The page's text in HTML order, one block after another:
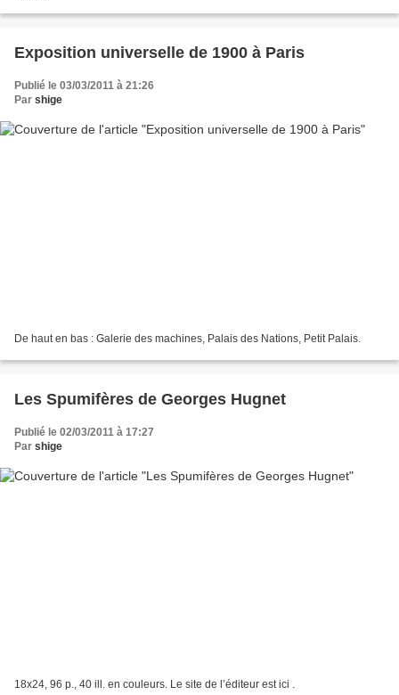
Exposition universelle de 1900 à Paris
Publié le 03/03/2011 à 21:26
Par shige
De haut en bas : Galerie des machines, Palais des Nations, Petit Palais.
Les Spumifères de Georges Hugnet
Publié le 02/03/2011 à 17:27
Par shige
18x24, 96 p., 40 ill. en couleurs. Le site de l’éditeur est ici .